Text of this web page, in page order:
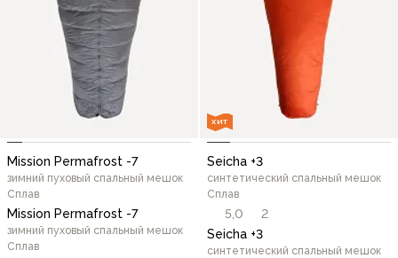
Mission Permafrost -7
зимний пуховый спальный мешок
Сплав
Mission Permafrost -7
зимний пуховый спальный мешок
Сплав
ХИТ
Seicha +3
синтетический спальный мешок
Сплав
5,0
2
Seicha +3
синтетический спальный мешок